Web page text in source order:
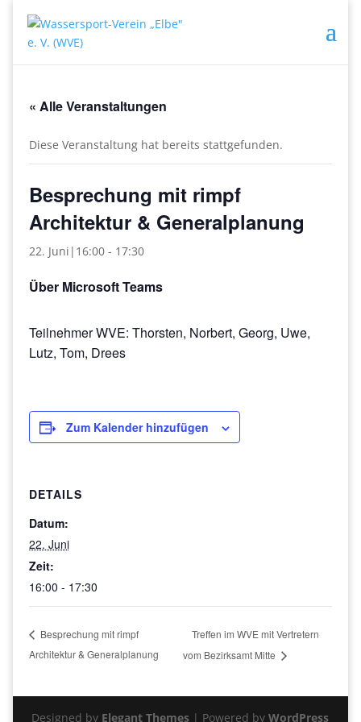
« Alle Veranstaltungen
Diese Veranstaltung hat bereits stattgefunden.
Besprechung mit rimpf
Architektur & Generalplanung
22. Juni|16:00- 17:30
Über Microsoft Teams
Teilnehmer WVE: Thorsten, Norbert, Georg, Uwe,
Lutz, Tom, Drees
Zum Kalender hinzufügen
DETAILS
Datum:
22. Juni
Zeit:
16:00 - 17:30
Besprechung mit rimpf
Architektur & Generalplanung
Treffen im WVE mit Vertretern
vom Bezirksamt Mitte
Designed by Elegant Themes | Powered byWordPress